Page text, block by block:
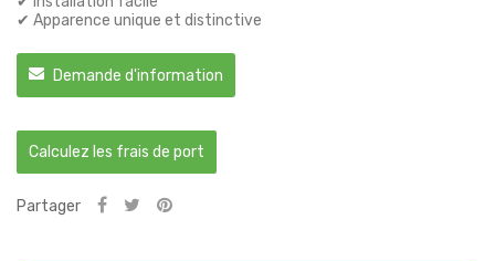
✔ Apparence unique et distinctive
Demande d'information
Calculez les frais de port
Partager